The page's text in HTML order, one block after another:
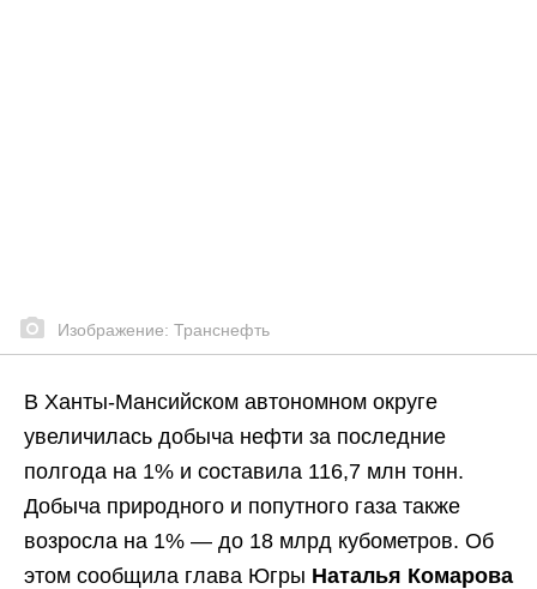
Изображение: Транснефть
В Ханты-Мансийском автономном округе
увеличилась добыча нефти за последние
полгода на 1% и составила 116,7 млн тонн.
Добыча природного и попутного газа также
возросла на 1% — до 18 млрд кубометров. Об
этом сообщила глава Югры Наталья Комарова